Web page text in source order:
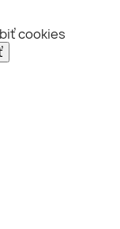
cookies